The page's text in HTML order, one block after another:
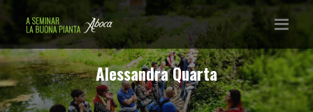
Alessandra Quarta